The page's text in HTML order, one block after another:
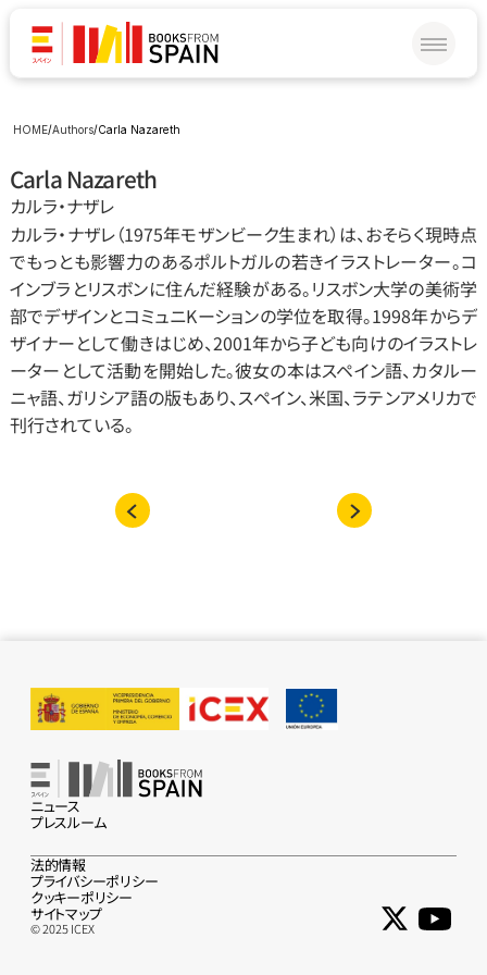
HOME/Authors/Carla Nazareth
Carla Nazareth
カルラ‧ナザレ
カルラ‧ナザレ（1975年モザンビーク生まれ）は、おそらく現時点
でもっとも影響力のあるポルトガルの若きイラストレーター。コ
インブラとリスボンに住んだ経験がある。リスボン大学の美術学
部でデザインとコミュニKーションの学位を取得。1998年からデ
ザイナーとして働きはじめ、2001年から子ども向けのイラストレ
ーターとして活動を開始した。彼女の本はスペイン語、カタルー
ニャ語、ガリシア語の版もあり、スペイン、米国、ラテンアメリカで
刊行されている。
ニュース
プレスルーム
© 2025 ICEX
法的情報
プライバシーポリシー
クッキーポリシー
サイトマップ